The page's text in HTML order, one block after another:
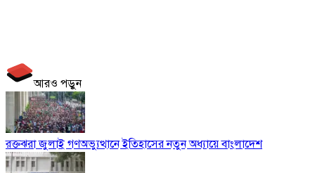
আরও পড়ুন
রক্তঝরা জুলাই গণঅভ্যুত্থানে ইতিহাসের নতুন অধ্যায়ে বাংলাদেশ